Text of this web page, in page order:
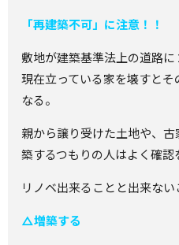
「再建築不可」に注意！！
敷地が建築基準法上の道路に
現在立っている家を壊すと
なる。
親から譲り受けた土地や、
築するつもりの人はよく確認
リノベ出来ることと出来ない
△増築する